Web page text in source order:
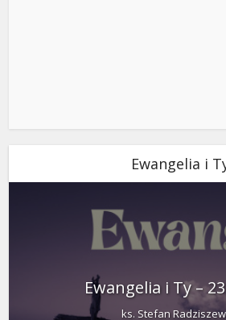
Ewangelia i
Ewangelia i Ty –
ks. Stefan